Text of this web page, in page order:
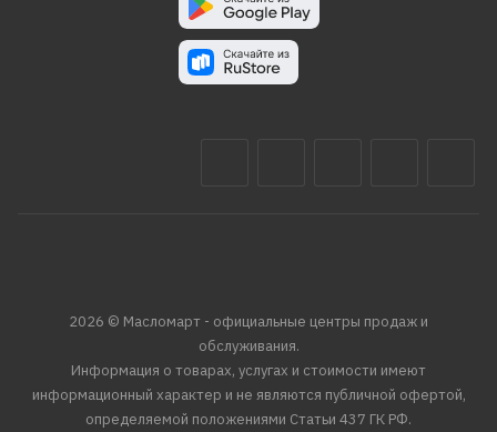
2026 © Масломарт - официальные центры продаж и
обслуживания.
Информация о товарах, услугах и стоимости имеют
информационный характер и не являются публичной офертой,
определяемой положениями Статьи 437 ГК РФ.